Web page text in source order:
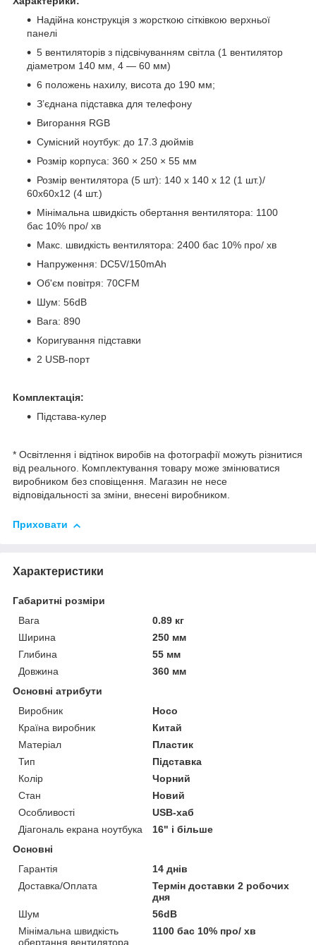
Надійна конструкція з жорсткою сітківкою верхньої
панелі
5 вентиляторів з підсвічуванням світла (1 вентилятор
діаметром 140 мм, 4 — 60 мм)
6 положень нахилу, висота до 190 мм;
З’єднана підставка для телефону
Вигорання RGB
Сумісний ноутбук: до 17.3 дюймів
Розмір корпуса: 360 × 250 × 55 мм
Розмір вентилятора (5 шт): 140 x 140 x 12 (1 шт.)/
60x60x12 (4 шт.)
Мінімальна швидкість обертання вентилятора: 1100
бас 10% про/ хв
Макс. швидкість вентилятора: 2400 бас 10% про/ хв
Напруження: DC5V/150mAh
Об'єм повітря: 70CFM
Шум: 56dB
Вага: 890
Коригування підставки
2 USB-порт
Комплектація:
Підстава-кулер
* Освітлення і відтінок виробів на фотографії можуть різнитися
від реального. Комплектування товару може змінюватися
виробником без сповіщення. Магазин не несе
відповідальності за зміни, внесені виробником.
Приховати
Характеристики
Габаритні розміри
Вага
0.89 кг
Ширина
250 мм
Глибина
55 мм
Довжина
360 мм
Основні атрибути
Виробник
Hoco
Країна виробник
Китай
Матеріал
Пластик
Тип
Підставка
Колір
Чорний
Стан
Новий
Особливості
USB-хаб
Діагональ екрана ноутбука
16" і більше
Основні
Гарантія
14 днів
Доставка/Оплата
Термін доставки 2 робочих
дня
Шум
56dB
Мінімальна швидкість
обертання вентилятора
1100 бас 10% про/ хв